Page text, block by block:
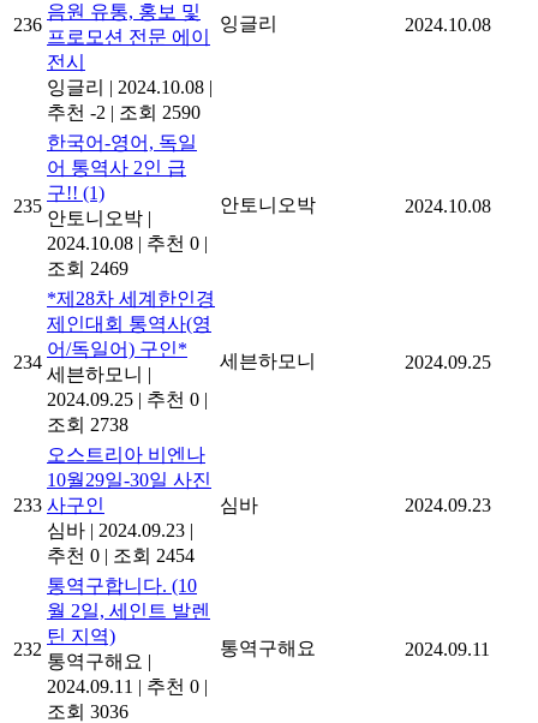
236
음원 유통, 홍보 및
프로모션 전문 에이
전시
잉글리 | 2024.10.08 |
추천 -2 | 조회 2590
잉글리 2024.10.08
235
한국어-영어, 독일
어 통역사 2인 급
구!! (1)
안토니오박 |
2024.10.08 | 추천 0 |
조회 2469
안토니오박 2024.10.08
234
*제28차 세계한인경
제인대회 통역사(영
어/독일어) 구인*
세븐하모니 |
2024.09.25 | 추천 0 |
조회 2738
세븐하모니 2024.09.25
233
오스트리아 비엔나
10월29일-30일 사진
사구인
심바 | 2024.09.23 |
추천 0 | 조회 2454
심바 2024.09.23
232
통역구합니다. (10
월 2일, 세인트 발렌
틴 지역)
통역구해요 |
2024.09.11 | 추천 0 |
조회 3036
통역구해요 2024.09.11